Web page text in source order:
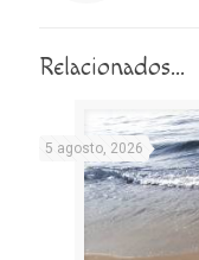
Relacionados...
5 agosto, 2026